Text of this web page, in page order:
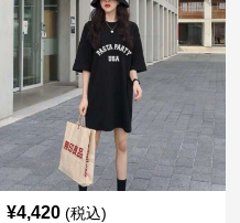
¥4,420 (税込)